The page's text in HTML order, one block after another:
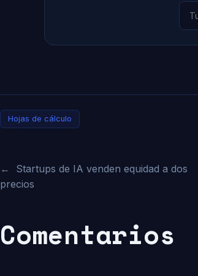
Hojas de cálculo
←
Startups de IA venden equidad a dos
precios
Comentarios